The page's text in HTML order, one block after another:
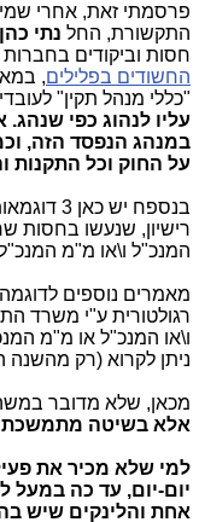
פרסמתי זאת, אחרי
התקשורת, החל נתי כהן
חסות וביקודים
החשודים בפלילים,
"כללי מנהל תקין"
עליו לנהוג כפי
במנהג הנפסד הזה,
על החוק וכל התקנות
בנספח
רישיון, שנעשו בחסות
המנכ"ל ו\או מ"מ
מאמרים נוספים
רגולטורית ע"י משרד
ו\או המנכ"ל או מ"מ
ניתן לקרוא (רק מהשנה
מכאן, שלא מדובר
אלא בשיטה מתמשכת
למי שלא מכיר את
אחת והלינקים שיש